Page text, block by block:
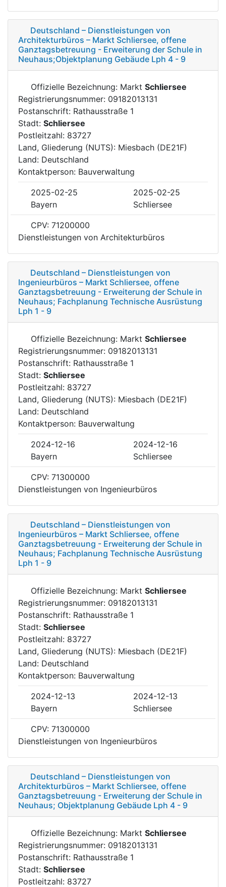
Deutschland – Dienstleistungen von
Architekturbüros – Markt Schliersee, offene
Ganztagsbetreuung - Erweiterung der Schule in
Neuhaus;Objektplanung Gebäude Lph 4 - 9
Offizielle Bezeichnung: Markt Schliersee
Registrierungsnummer: 09182013131
Postanschrift: Rathausstraße 1
Stadt: Schliersee
Postleitzahl: 83727
Land, Gliederung (NUTS): Miesbach (DE21F)
Land: Deutschland
Kontaktperson: Bauverwaltung
2025-02-25
2025-02-25
Bayern
Schliersee
CPV: 71200000
Dienstleistungen von Architekturbüros
Deutschland – Dienstleistungen von
Ingenieurbüros – Markt Schliersee, offene
Ganztagsbetreuung - Erweiterung der Schule in
Neuhaus; Fachplanung Technische Ausrüstung
Lph 1 - 9
Offizielle Bezeichnung: Markt Schliersee
Registrierungsnummer: 09182013131
Postanschrift: Rathausstraße 1
Stadt: Schliersee
Postleitzahl: 83727
Land, Gliederung (NUTS): Miesbach (DE21F)
Land: Deutschland
Kontaktperson: Bauverwaltung
2024-12-16
2024-12-16
Bayern
Schliersee
CPV: 71300000
Dienstleistungen von Ingenieurbüros
Deutschland – Dienstleistungen von
Ingenieurbüros – Markt Schliersee, offene
Ganztagsbetreuung - Erweiterung der Schule in
Neuhaus; Fachplanung Technische Ausrüstung
Lph 1 - 9
Offizielle Bezeichnung: Markt Schliersee
Registrierungsnummer: 09182013131
Postanschrift: Rathausstraße 1
Stadt: Schliersee
Postleitzahl: 83727
Land, Gliederung (NUTS): Miesbach (DE21F)
Land: Deutschland
Kontaktperson: Bauverwaltung
2024-12-13
2024-12-13
Bayern
Schliersee
CPV: 71300000
Dienstleistungen von Ingenieurbüros
Deutschland – Dienstleistungen von
Architekturbüros – Markt Schliersee, offene
Ganztagsbetreuung - Erweiterung der Schule in
Neuhaus; Objektplanung Gebäude Lph 4 - 9
Offizielle Bezeichnung: Markt Schliersee
Registrierungsnummer: 09182013131
Postanschrift: Rathausstraße 1
Stadt: Schliersee
Postleitzahl: 83727